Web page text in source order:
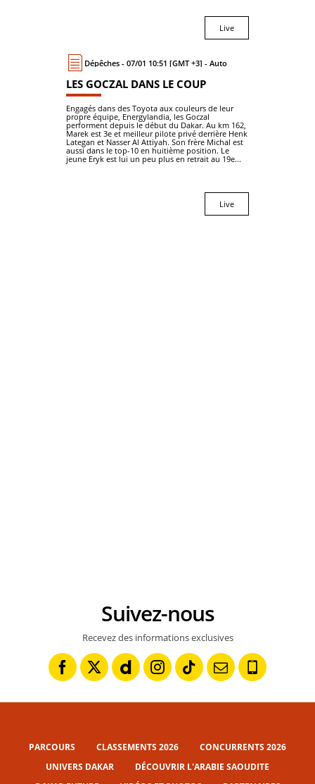
Live
Dépêches - 07/01 10:51 [GMT +3] - Auto
LES GOCZAL DANS LE COUP
Engagés dans des Toyota aux couleurs de leur
propre équipe, Energylandia, les Goczal
performent depuis le début du Dakar. Au km 162,
Marek est 3e et meilleur pilote privé derrière Henk
Lategan et Nasser Al Attiyah. Son frère Michal est
aussi dans le top-10 en huitième position. Le
jeune Eryk est lui un peu plus en retrait au 19e...
Live
Suivez-nous
Recevez des informations exclusives
PARCOURS CLASSEMENTS 2026
CONCURRENTS 2026
UNIVERS DAKAR
DÉCOUVRIR L'ARABIE SAOUDITE